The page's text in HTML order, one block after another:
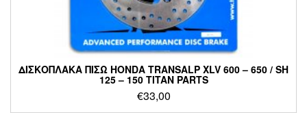
ΔΙΣΚΟΠΛΑΚΑ ΠΙΣΩ HONDA TRANSALP XLV 600 – 650 / SH
125 – 150 TITAN PARTS
€33,00